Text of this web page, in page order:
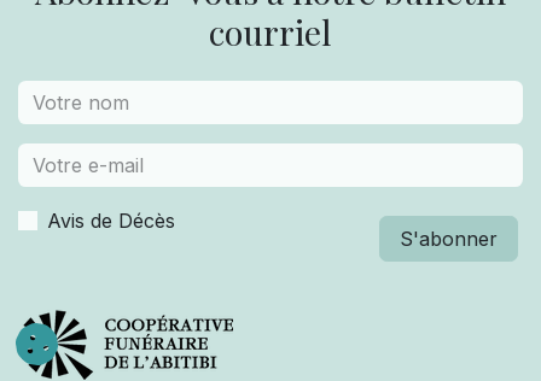
courriel
Avis de Décès
S'abonner